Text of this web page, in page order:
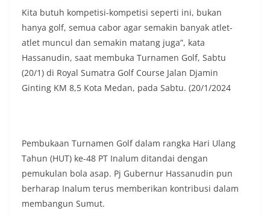
memperingati hari bersejarah bangsa
Indonesia.‎‎”Kami mengimbau kepada seluruh
warga agar mulai mempersiapkan dan memasang
bendera Merah Putih di depan rumah masing-
penghormatan kita bersama terhadap
perjuangan para pahlawan yang telah merebut
akan dikibarkan, memastikan bendera dalam
keadaan bersih, tidak sobek, dan layak untuk
dikibarkan sebagai simbol kehormatan
negara.‎‎‎Selain menyampaikan imbauan terkait
bendera, kegiatan sambang DDS ini juga
dimanfaatkan sebagai sarana deteksi dini (early
warning) guna mengantisipasi potensi gangguan
Kita butuh kompetisi-kompetisi seperti ini, bukan
hanya golf, semua cabor agar semakin banyak atlet-
atlet muncul dan semakin matang juga”, kata
Hassanudin, saat membuka Turnamen Golf, Sabtu
(20/1) di Royal Sumatra Golf Course Jalan Djamin
Ginting KM 8,5 Kota Medan, pada Sabtu. (20/1/2024
Pembukaan Turnamen Golf dalam rangka Hari Ulang
Tahun (HUT) ke-48 PT Inalum ditandai dengan
pemukulan bola asap. Pj Gubernur Hassanudin pun
berharap Inalum terus memberikan kontribusi dalam
membangun Sumut.